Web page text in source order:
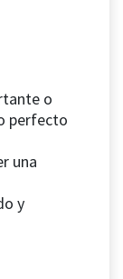
o
perfecto
una
y